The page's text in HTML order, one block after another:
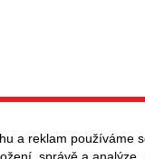
a reklam používáme